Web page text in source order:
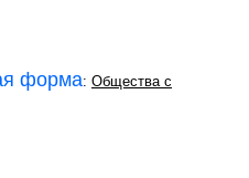
форма: Общества с